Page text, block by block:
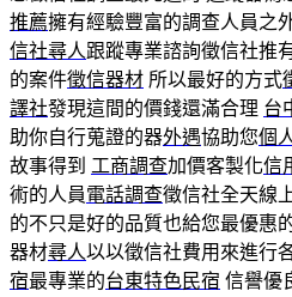
推薦擁有經驗豐富的調查人員之
信社尋人跟蹤專業諮詢徵信社推
的案件徵信器材 所以最好的方式
譯社發現這間的價錢還滿合理 台
助你自行蒐證的器外遇協助您個
故事得到 工商調查加價客製化信
術的人員電話調查徵信社全天線
的不只是好的品質也給您最優惠
器材尋人以以徵信社費用來進行
宿最專業的台東特色民宿 信譽優